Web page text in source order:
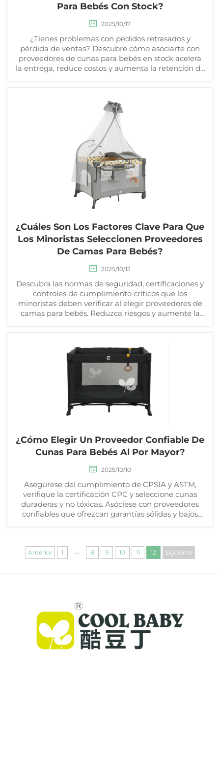
Para Bebés Con Stock?
2025/10/17
¿Tienes problemas con pedidos retrasados y
pérdida de ventas? Descubre cómo asociarte con
proveedores de cunas para bebés en stock acelera
la entrega, reduce costos y aumenta la retención de
¿Cuáles Son Los Factores Clave Para Que
Los Minoristas Seleccionen Proveedores
De Camas Para Bebés?
2025/10/13
Descubra las normas de seguridad, certificaciones y
controles de cumplimiento críticos que los
minoristas deben verificar al elegir proveedores de
camas para bebés. Reduzca riesgos y aumente la
¿Cómo Elegir Un Proveedor Confiable De
Cunas Para Bebés Al Por Mayor?
2025/10/10
Asegúrese del cumplimiento de CPSIA y ASTM,
verifique la certificación CPC y seleccione cunas
duraderas y no tóxicas. Asóciese con proveedores
confiables que ofrezcan garantías sólidas y bajos
Anterior 1 ... 8 9 10 11 12 Siguiente